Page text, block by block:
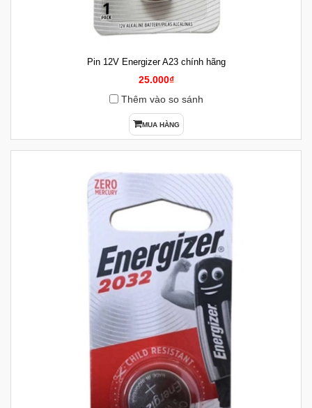
Pin 12V Energizer A23 chính hãng
25.000₫
Thêm vào so sánh
MUA HÀNG